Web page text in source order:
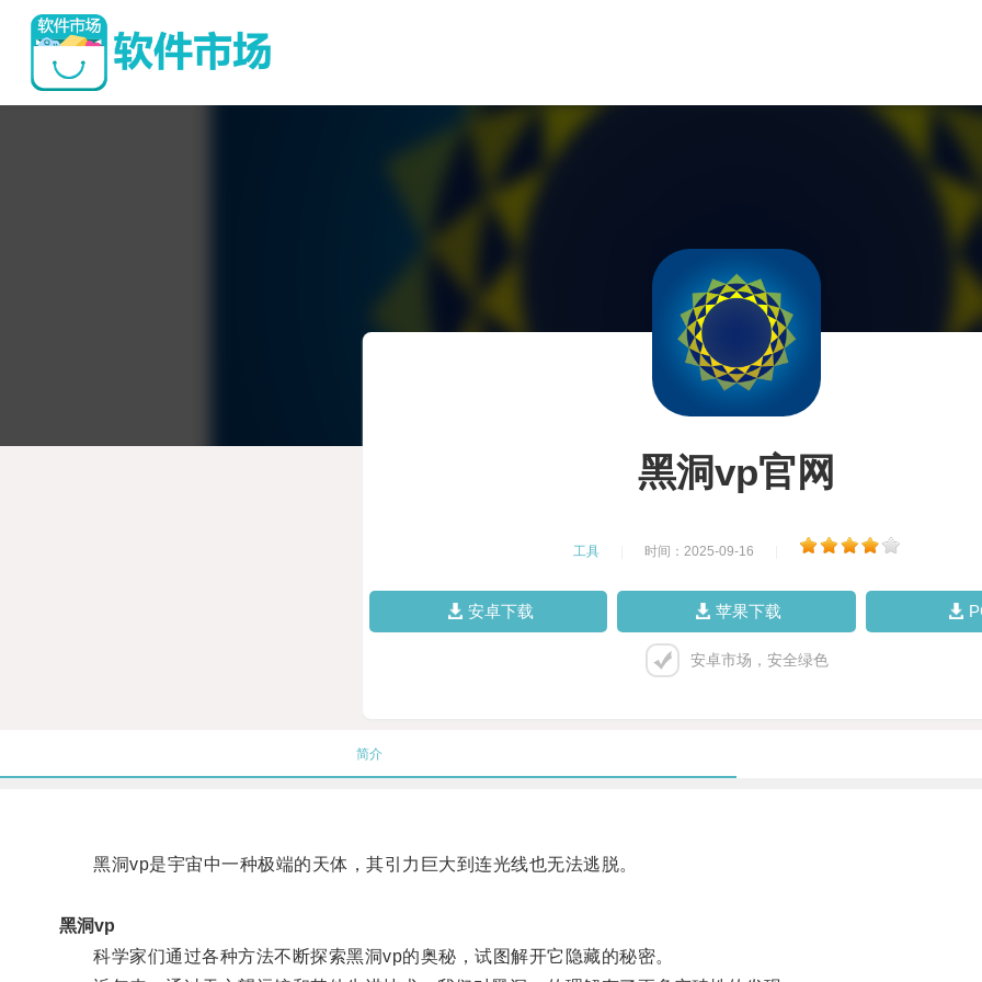
黑洞vp官网
工具 时间：2025-09-16
安卓下载 苹果下载
安卓市场，安全绿色
简介
黑洞vp是宇宙中一种极端的天体，其引力巨大到连光线也无法逃脱。
黑洞vp
科学家们通过各种方法不断探索黑洞vp的奥秘，试图解开它隐藏的秘密。